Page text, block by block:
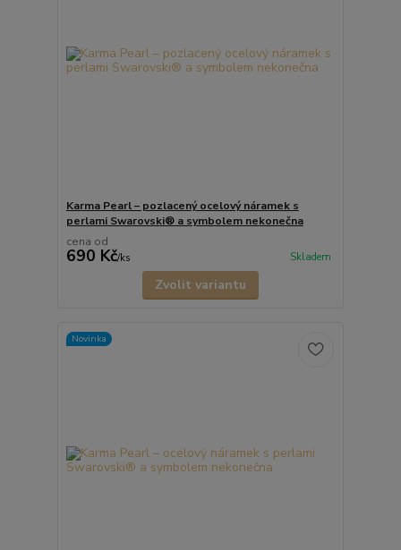
Karma Pearl – pozlacený ocelový náramek s
perlami Swarovski® a symbolem nekonečna
cena od
690 Kč/ks Skladem
Zvolit variantu
Novinka